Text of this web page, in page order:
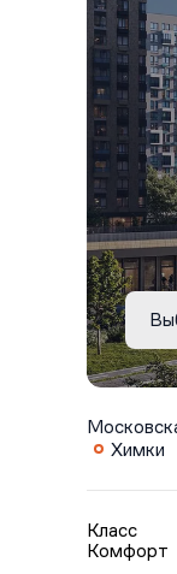
Химки
Класс
Комфорт